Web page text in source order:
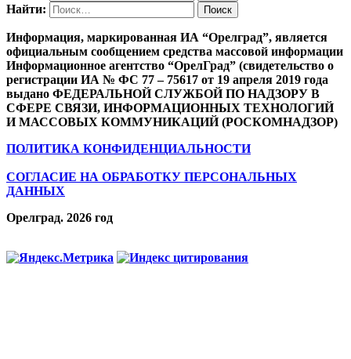
Найти:
Информация, маркированная ИА “Орелград”, является
официальным сообщением средства массовой информации
Информационное агентство “ОрелГрад” (свидетельство о
регистрации ИА № ФС 77 – 75617 от 19 апреля 2019 года
выдано ФЕДЕРАЛЬНОЙ СЛУЖБОЙ ПО НАДЗОРУ В
СФЕРЕ СВЯЗИ, ИНФОРМАЦИОННЫХ ТЕХНОЛОГИЙ
И МАССОВЫХ КОММУНИКАЦИЙ (РОСКОМНАДЗОР)
ПОЛИТИКА КОНФИДЕНЦИАЛЬНОСТИ
СОГЛАСИЕ НА ОБРАБОТКУ ПЕРСОНАЛЬНЫХ
ДАННЫХ
Орелград. 2026 год